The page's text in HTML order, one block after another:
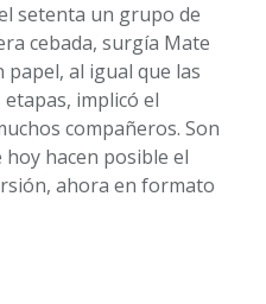
setenta un grupo de
cebada, surgía Mate
papel, al igual que las
implicó el
compañeros. Son
hacen posible el
ahora en formato